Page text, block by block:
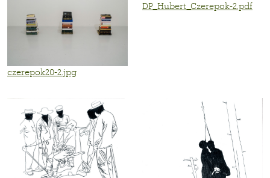
czerepok20-2.jpg
DP_Hubert_Czerepok-2.pdf